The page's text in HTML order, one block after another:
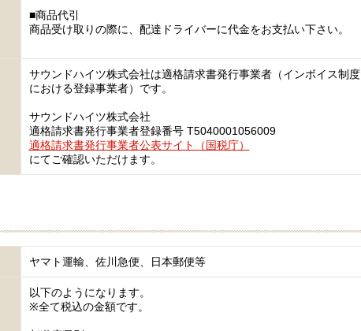
■商品代引
商品受け取りの際に、配達ドライバーに代金をお支払い下さい。
サウンドハイツ株式会社は適格請求書発行事業者（インボイス制度
における登録事業者）です。
サウンドハイツ株式会社
適格請求書発行事業者登録番号 T5040001056009
適格請求書発行事業者公表サイト（国税庁）
にてご確認いただけます。
ヤマト運輸、佐川急便、日本郵便等
以下のようになります。
※全て税込の金額です。